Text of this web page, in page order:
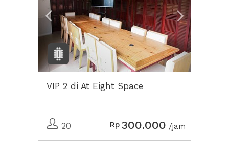
VIP 2 di At Eight Space
20 Rp 300.000 /jam